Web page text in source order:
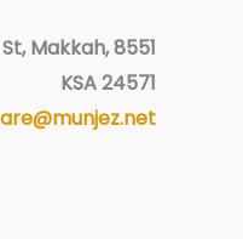
St, Makkah,
KSA 24571